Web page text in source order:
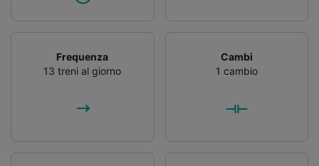
Frequenza
13 treni al giorno
Cambi
1 cambio